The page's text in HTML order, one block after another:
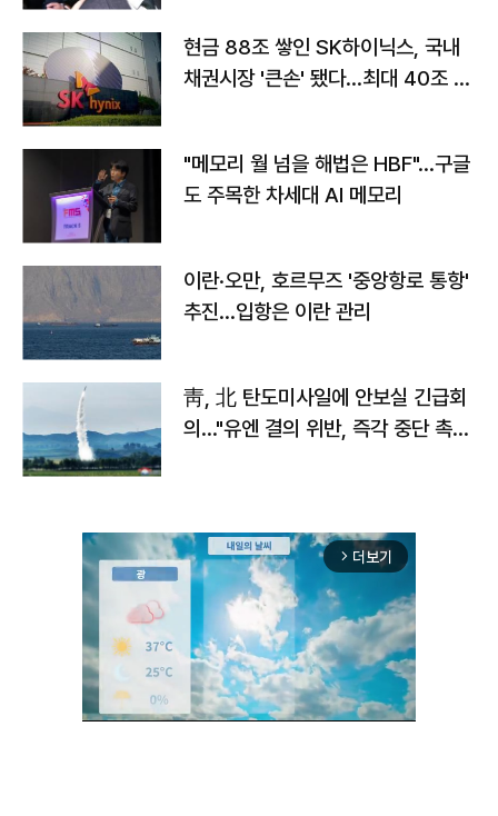
현금 88조 쌓인 SK하이닉스, 국내
채권시장 '큰손' 됐다…최대 40조 투
"메모리 월 넘을 해법은 HBF"…구글
도 주목한 차세대 AI 메모리
이란·오만, 호르무즈 '중앙항로 통항'
추진…입항은 이란 관리
靑, 北 탄도미사일에 안보실 긴급회
의…"유엔 결의 위반, 즉각 중단 촉
arrow_forward_ios 더보기